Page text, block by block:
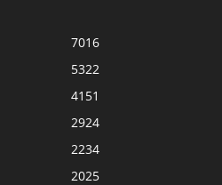
7016
5322
4151
2924
2234
2025